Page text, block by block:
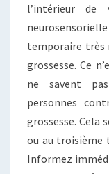
l’intérieur de
temporaire très
grossesse. Ce
ne savent
personnes
grossesse. Cela
ou au troisième
Informez